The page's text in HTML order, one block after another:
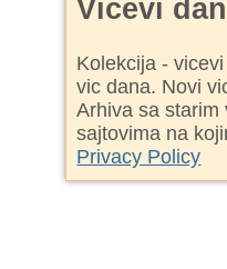
Vicevi
Kolekcija -
vic dana. Novi
Arhiva sa starim
sajtovima na
Privacy Policy